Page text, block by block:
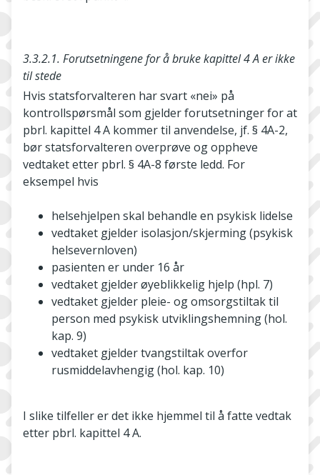
3.3.2.1. Forutsetningene for å bruke kapittel 4 A er ikke
til stede
Hvis statsforvalteren har svart «nei» på
kontrollspørsmål som gjelder forutsetninger for at
pbrl. kapittel 4 A kommer til anvendelse, jf. § 4A-2,
bør statsforvalteren overprøve og oppheve
vedtaket etter pbrl. § 4A-8 første ledd. For
eksempel hvis
helsehjelpen skal behandle en psykisk lidelse
vedtaket gjelder isolasjon/skjerming (psykisk
helsevernloven)
pasienten er under 16 år
vedtaket gjelder øyeblikkelig hjelp (hpl. 7)
vedtaket gjelder pleie- og omsorgstiltak til
person med psykisk utviklingshemning (hol.
kap. 9)
vedtaket gjelder tvangstiltak overfor
rusmiddelavhengig (hol. kap. 10)
I slike tilfeller er det ikke hjemmel til å fatte vedtak
etter pbrl. kapittel 4 A.